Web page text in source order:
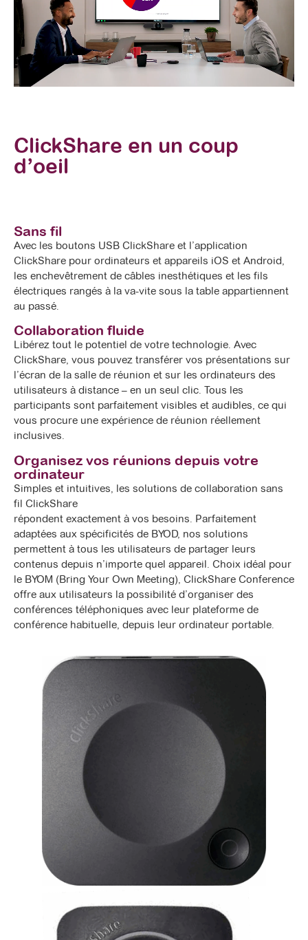
ClickShare en un coup
d’oeil
Sans fil
Avec les boutons USB ClickShare et l’application
ClickShare pour ordinateurs et appareils iOS et Android,
les enchevêtrement de câbles inesthétiques et les fils
électriques rangés à la va-vite sous la table appartiennent
au passé.
Collaboration fluide
Libérez tout le potentiel de votre technologie. Avec
ClickShare, vous pouvez transférer vos présentations sur
l’écran de la salle de réunion et sur les ordinateurs des
utilisateurs à distance – en un seul clic. Tous les
participants sont parfaitement visibles et audibles, ce qui
vous procure une expérience de réunion réellement
inclusives.
Organisez vos réunions depuis votre
ordinateur
Simples et intuitives, les solutions de collaboration sans
fil ClickShare
répondent exactement à vos besoins. Parfaitement
adaptées aux spécificités de BYOD, nos solutions
permettent à tous les utilisateurs de partager leurs
contenus depuis n’importe quel appareil. Choix idéal pour
le BYOM (Bring Your Own Meeting), ClickShare Conference
offre aux utilisateurs la possibilité d’organiser des
conférences téléphoniques avec leur plateforme de
conférence habituelle, depuis leur ordinateur portable.